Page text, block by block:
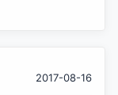
2017-08-16